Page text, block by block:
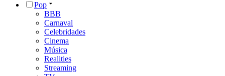
Pop
BBB
Carnaval
Celebridades
Cinema
Música
Realities
Streaming